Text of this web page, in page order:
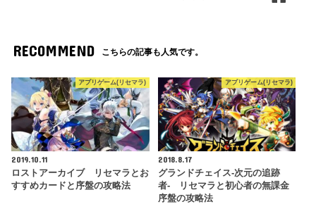
RECOMMEND こちらの記事も人気です。
アプリゲーム(リセマラ)
2019.10.11
ロストアーカイブ リセマラとお
すすめカードと序盤の攻略法
アプリゲーム(リセマラ)
2018.8.17
グランドチェイス‐次元の追跡
者- リセマラと初心者の無課金
序盤の攻略法